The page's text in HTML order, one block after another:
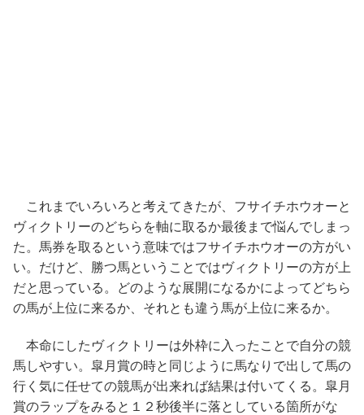
これまでいろいろと考えてきたが、フサイチホウオーと
ヴィクトリーのどちらを軸に取るか最後まで悩んでしまっ
た。馬券を取るという意味ではフサイチホウオーの方がい
い。だけど、勝つ馬ということではヴィクトリーの方が上
だと思っている。どのような展開になるかによってどちら
の馬が上位に来るか、それとも違う馬が上位に来るか。
本命にしたヴィクトリーは外枠に入ったことで自分の競
馬しやすい。皐月賞の時と同じように馬なりで出して馬の
行く気に任せての競馬が出来れば結果は付いてくる。皐月
賞のラップをみると１２秒後半に落としている箇所がな